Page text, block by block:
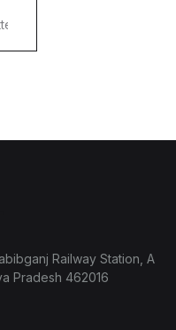
Railway Station, A
Pradesh 462016